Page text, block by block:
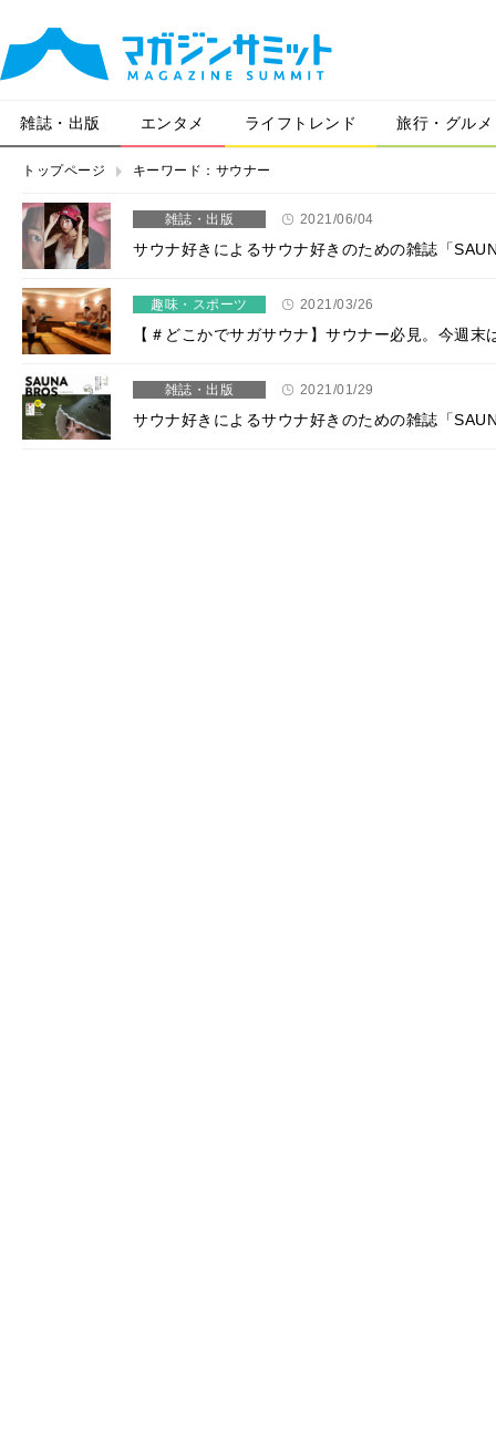
雑誌・出版 エンタメ ライフトレンド 旅行・グルメ
トップページ キーワード：サウナー
雑誌・出版 2021/06/04
サウナ好きによるサウナ好きのための雑誌「
趣味・スポーツ 2021/03/26
【＃どこかでサガサウナ】サウナー必見。今週
雑誌・出版 2021/01/29
サウナ好きによるサウナ好きのための雑誌「